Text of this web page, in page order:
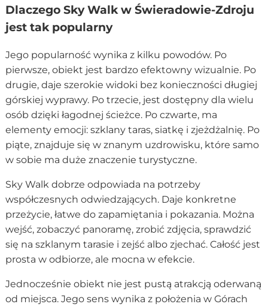
Dlaczego Sky Walk w Świeradowie-Zdroju
jest tak popularny
Jego popularność wynika z kilku powodów. Po
pierwsze, obiekt jest bardzo efektowny wizualnie. Po
drugie, daje szerokie widoki bez konieczności długiej
górskiej wyprawy. Po trzecie, jest dostępny dla wielu
osób dzięki łagodnej ścieżce. Po czwarte, ma
elementy emocji: szklany taras, siatkę i zjeżdżalnię. Po
piąte, znajduje się w znanym uzdrowisku, które samo
w sobie ma duże znaczenie turystyczne.
Sky Walk dobrze odpowiada na potrzeby
współczesnych odwiedzających. Daje konkretne
przeżycie, łatwe do zapamiętania i pokazania. Można
wejść, zobaczyć panoramę, zrobić zdjęcia, sprawdzić
się na szklanym tarasie i zejść albo zjechać. Całość jest
prosta w odbiorze, ale mocna w efekcie.
Jednocześnie obiekt nie jest pustą atrakcją oderwaną
od miejsca. Jego sens wynika z położenia w Górach